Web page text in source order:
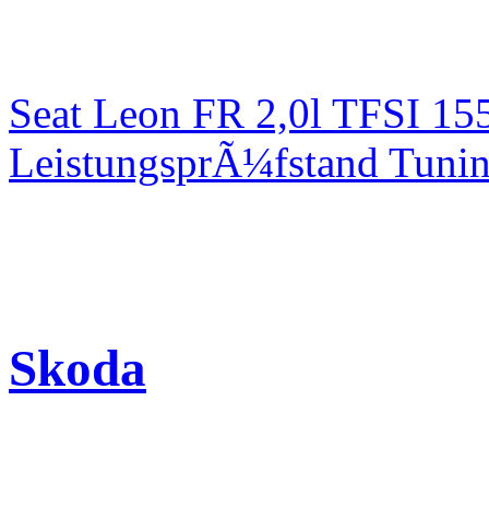
Seat Leon FR 2,0l TFSI
LeistungsprÃ¼fstand
Skoda